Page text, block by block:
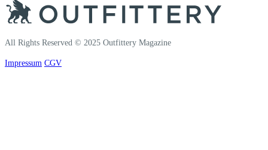
All Rights Reserved © 2025 Outfittery Magazine
Impressum CGV